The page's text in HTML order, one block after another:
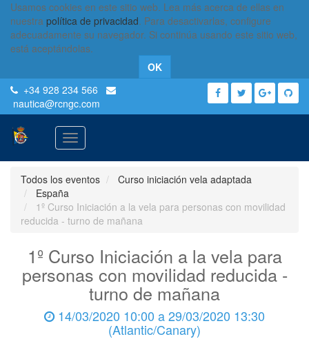
Usamos cookies en este sitio web. Lea más acerca de ellas en
nuestra política de privacidad. Para desactivarlas, configure
adecuadamente su navegador. Si continúa usando este sitio web,
está aceptándolas.
OK
+34 928 234 566
nautica@rcngc.com
Activar
navegación
Todos los eventos
Curso iniciación vela adaptada
España
1º Curso Iniciación a la vela para personas con movilidad
reducida - turno de mañana
1º Curso Iniciación a la vela para
personas con movilidad reducida -
turno de mañana
14/03/2020 10:00 a29/03/2020 13:30
(Atlantic/Canary)